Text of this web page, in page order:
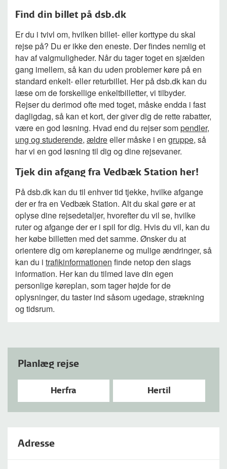
Find din billet på dsb.dk
Er du i tvivl om, hvilken billet- eller korttype du skal
rejse på? Du er ikke den eneste. Der findes nemlig et
hav af valgmuligheder. Når du tager toget en sjælden
gang imellem, så kan du uden problemer køre på en
standard enkelt- eller returbillet. Her på dsb.dk kan du
læse om de forskellige enkeltbilletter, vi tilbyder.
Rejser du derimod ofte med toget, måske endda i fast
dagligdag, så kan et kort, der giver dig de rette rabatter,
være en god løsning. Hvad end du rejser sompendler,
ung og studerende, ældreeller måske i en gruppe, så
har vi en god løsning til dig og dine rejsevaner.
Tjek din afgang fra Vedbæk Station her!
På dsb.dk kan du til enhver tid tjekke, hvilke afgange
der er fra en Vedbæk Station. Alt du skal gøre er at
oplyse dine rejsedetaljer, hvorefter du vil se, hvilke
ruter og afgange der er i spil for dig. Hvis du vil, kan du
her købe billetten med det samme. Ønsker du at
orientere dig om køreplanerne og mulige ændringer, så
kan du i trafikinformationen finde netop den slags
information. Her kan du tilmed lave din egen
personlige køreplan, som tager højde for de
oplysninger, du taster ind såsom ugedage, strækning
og tidsrum.
Planlæg rejse
Herfra Hertil
Adresse